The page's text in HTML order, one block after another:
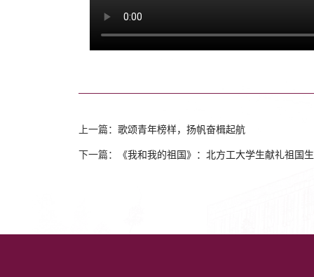
上一篇： 歌颂青年榜样，扬帆奋楫起航
下一篇： 《我和我的祖国》：北方工大学生献礼祖国